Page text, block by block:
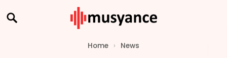
Home › News